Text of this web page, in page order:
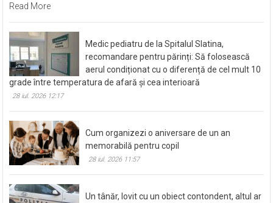
Read More
Medic pediatru de la Spitalul Slatina,
recomandare pentru părinți: Să folosească
aerul condiționat cu o diferență de cel mult 10
grade între temperatura de afară și cea interioară
28 iul. 2026 12:17
Cum organizezi o aniversare de un an
memorabilă pentru copil
28 iul. 2026 11:57
Un tânăr, lovit cu un obiect contondent, altul ar